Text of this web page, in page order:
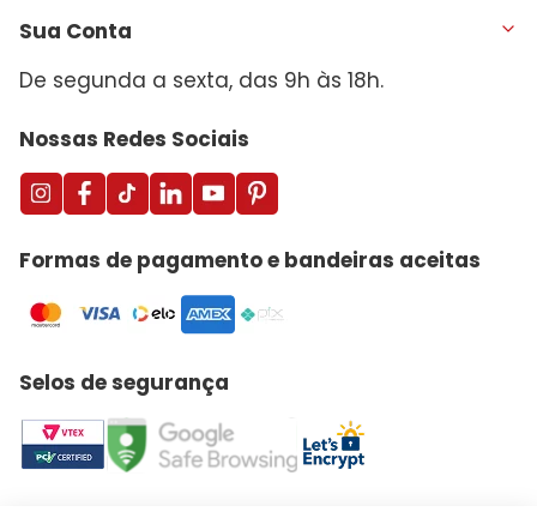
Sua Conta
De segunda a sexta, das 9h às 18h.
Nossas Redes Sociais
Formas de pagamento e bandeiras aceitas
Selos de segurança